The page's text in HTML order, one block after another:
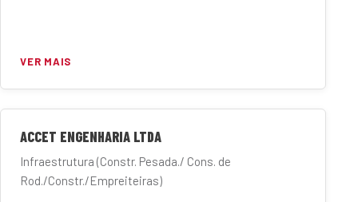
VER MAIS
ACCET ENGENHARIA LTDA
Infraestrutura (Constr. Pesada./ Cons. de
Rod./Constr./Empreiteiras)